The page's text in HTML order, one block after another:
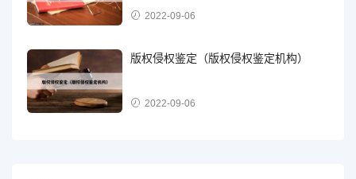
2022-09-06
版权侵权鉴定（版权侵权鉴定机构）
2022-09-06